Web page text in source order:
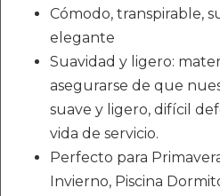
Cómodo, transpirable,
elegante
Suavidad y ligero:
asegurarse de que
suave y ligero, difícil
vida de servicio.
Perfecto para
Invierno, Piscina